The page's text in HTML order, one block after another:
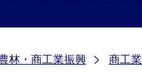
林・商工業振興 商工